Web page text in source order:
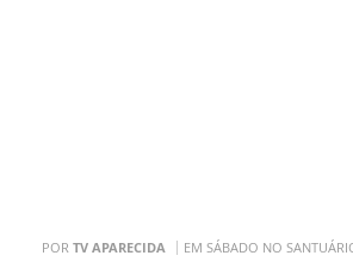
POR TV APARECIDA EM SÁBADO NO